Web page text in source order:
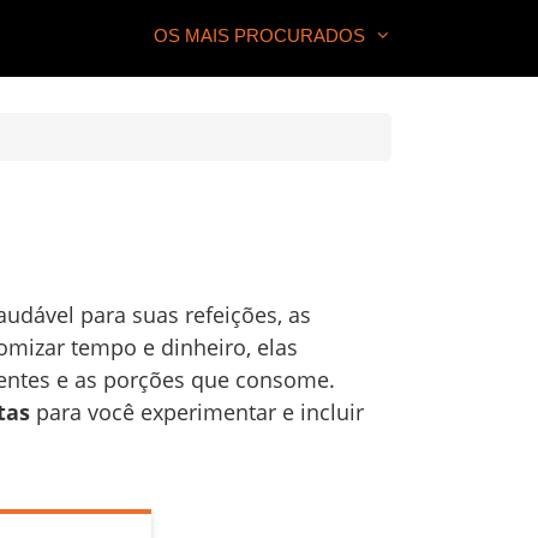
OS MAIS PROCURADOS
para suas refeições, as
tempo e dinheiro, elas
e as porções que consome.
para você experimentar e incluir